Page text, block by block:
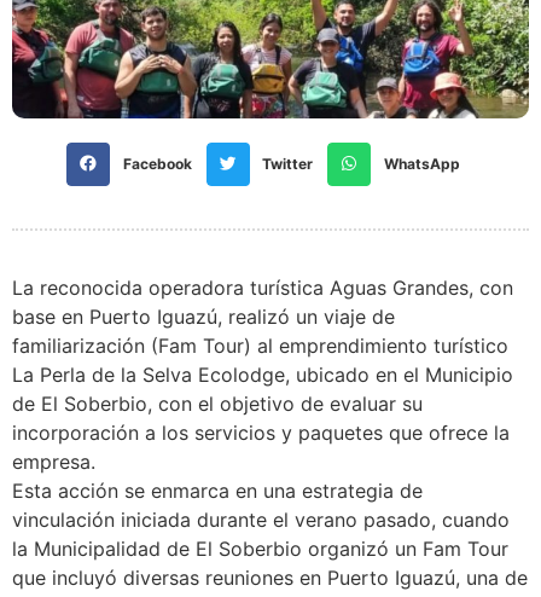
Facebook Twitter WhatsApp
La reconocida operadora turística Aguas Grandes, con
base en Puerto Iguazú, realizó un viaje de
familiarización (Fam Tour) al emprendimiento turístico
La Perla de la Selva Ecolodge, ubicado en el Municipio
de El Soberbio, con el objetivo de evaluar su
incorporación a los servicios y paquetes que ofrece la
empresa.
Esta acción se enmarca en una estrategia de
vinculación iniciada durante el verano pasado, cuando
la Municipalidad de El Soberbio organizó un Fam Tour
que incluyó diversas reuniones en Puerto Iguazú, una de